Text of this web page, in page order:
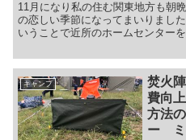
11月になり私の住む関東地方も朝
の恋しい季節になってまいりまし
いうことで近所のホームセンター
しました。コーナン昭光物産のダ
キャンプ
焚火
費向
方法
ー ミ